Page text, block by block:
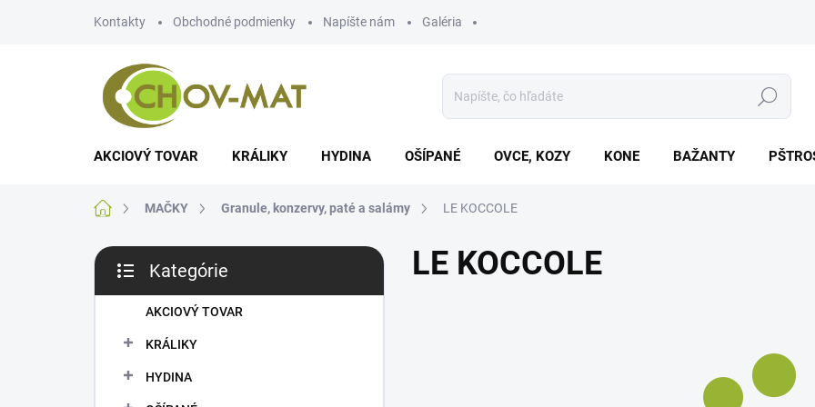
Kontakty Obchodné podmienky Napíšte nám Galéria
Hľadať
AKCIOVÝ TOVAR KRÁLIKY HYDINA OŠÍPANÉ OVCE, KOZY KONE BAŽANTY
DomovMAČKY Granule, konzervy, paté a salámy LE KOCCOLE
B
č
kategórie
Kategórie
AKCIOVÝ TOVAR
KRÁLIKY
HYDINA
LE KOCCOLE